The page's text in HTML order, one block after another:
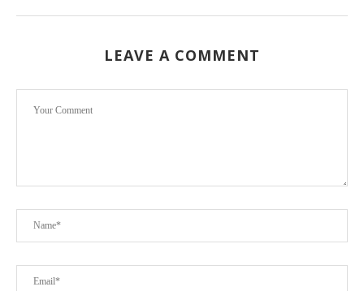
LEAVE A COMMENT